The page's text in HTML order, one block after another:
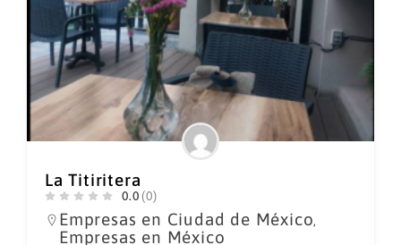
La Titiritera
0.0 (0)
Empresas en Ciudad de México,
Empresas en México